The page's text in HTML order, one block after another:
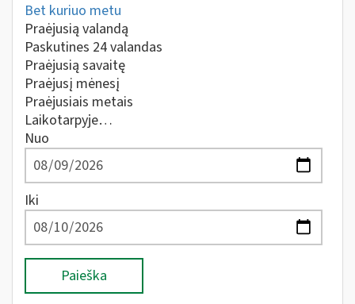
Bet kuriuo metu
Praėjusią valandą
Paskutines 24 valandas
Praėjusią savaitę
Praėjusį mėnesį
Praėjusiais metais
Laikotarpyje…
Nuo
Iki
Paieška